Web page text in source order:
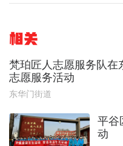
相关
梵珀匠人志愿服务队
志愿服务活动
东华门街道
平谷
动